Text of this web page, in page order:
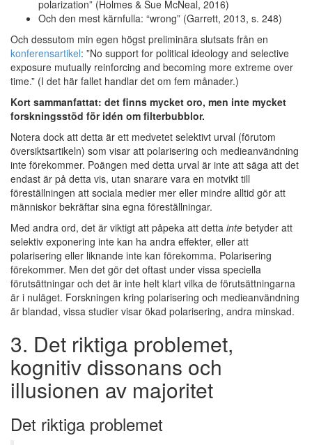
polarization” (Holmes & Sue McNeal, 2016)
Och den mest kärnfulla: “wrong” (Garrett, 2013, s. 248)
Och dessutom min egen högst preliminära slutsats från en
konferensartikel: ”No support for political ideology and selective
exposure mutually reinforcing and becoming more extreme over
time.” (I det här fallet handlar det om fem månader.)
Kort sammanfattat: det finns mycket oro, men inte mycket
forskningsstöd för idén om filterbubblor.
Notera dock att detta är ett medvetet selektivt urval (förutom
översiktsartikeln) som visar att polarisering och medieanvändning
inte förekommer. Poängen med detta urval är inte att säga att det
endast är på detta vis, utan snarare vara en motvikt till
föreställningen att sociala medier mer eller mindre alltid gör att
människor bekräftar sina egna föreställningar.
Med andra ord, det är viktigt att påpeka att detta inte betyder att
selektiv exponering inte kan ha andra effekter, eller att
polarisering eller liknande inte kan förekomma. Polarisering
förekommer. Men det gör det oftast under vissa speciella
förutsättningar och det är inte helt klart vilka de förutsättningarna
är i nuläget. Forskningen kring polarisering och medieanvändning
är blandad, vissa studier visar ökad polarisering, andra minskad.
3. Det riktiga problemet,
kognitiv dissonans och
illusionen av majoritet
Det riktiga problemet